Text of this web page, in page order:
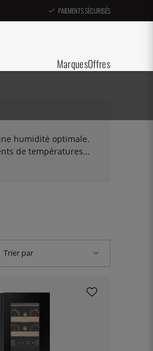
PAIEMENTS SÉCURISÉS
MarquesOffres
humidité optimale.
de températures
vins sur différents
toujours quels vins
Trier par